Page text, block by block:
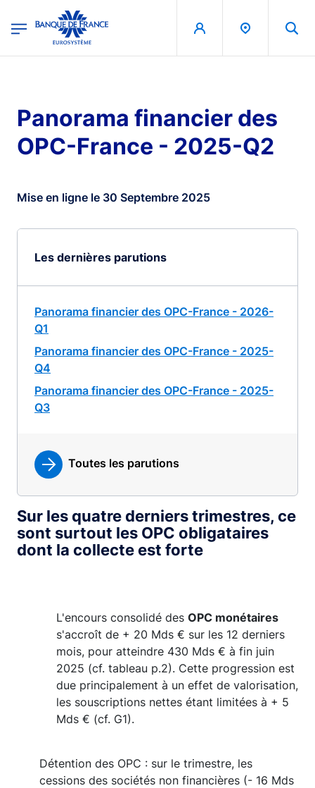
Banque de France - Menu Principal
Panorama financier des
OPC-France - 2025-Q2
Mise en ligne le 30 Septembre 2025
Les dernières parutions
Panorama financier des OPC-France - 2026-
Q1
Panorama financier des OPC-France - 2025-
Q4
Panorama financier des OPC-France - 2025-
Q3
Toutes les parutions
Sur les quatre derniers trimestres, ce
sont surtout les OPC obligataires
dont la collecte est forte
L'encours consolidé des OPC monétaires
s'accroît de + 20 Mds € sur les 12 derniers
mois, pour atteindre 430 Mds € à fin juin
2025 (cf. tableau p.2). Cette progression est
due principalement à un effet de valorisation,
les souscriptions nettes étant limitées à + 5
Mds € (cf. G1).
Détention des OPC : sur le trimestre, les
cessions des sociétés non financières (- 16 Mds